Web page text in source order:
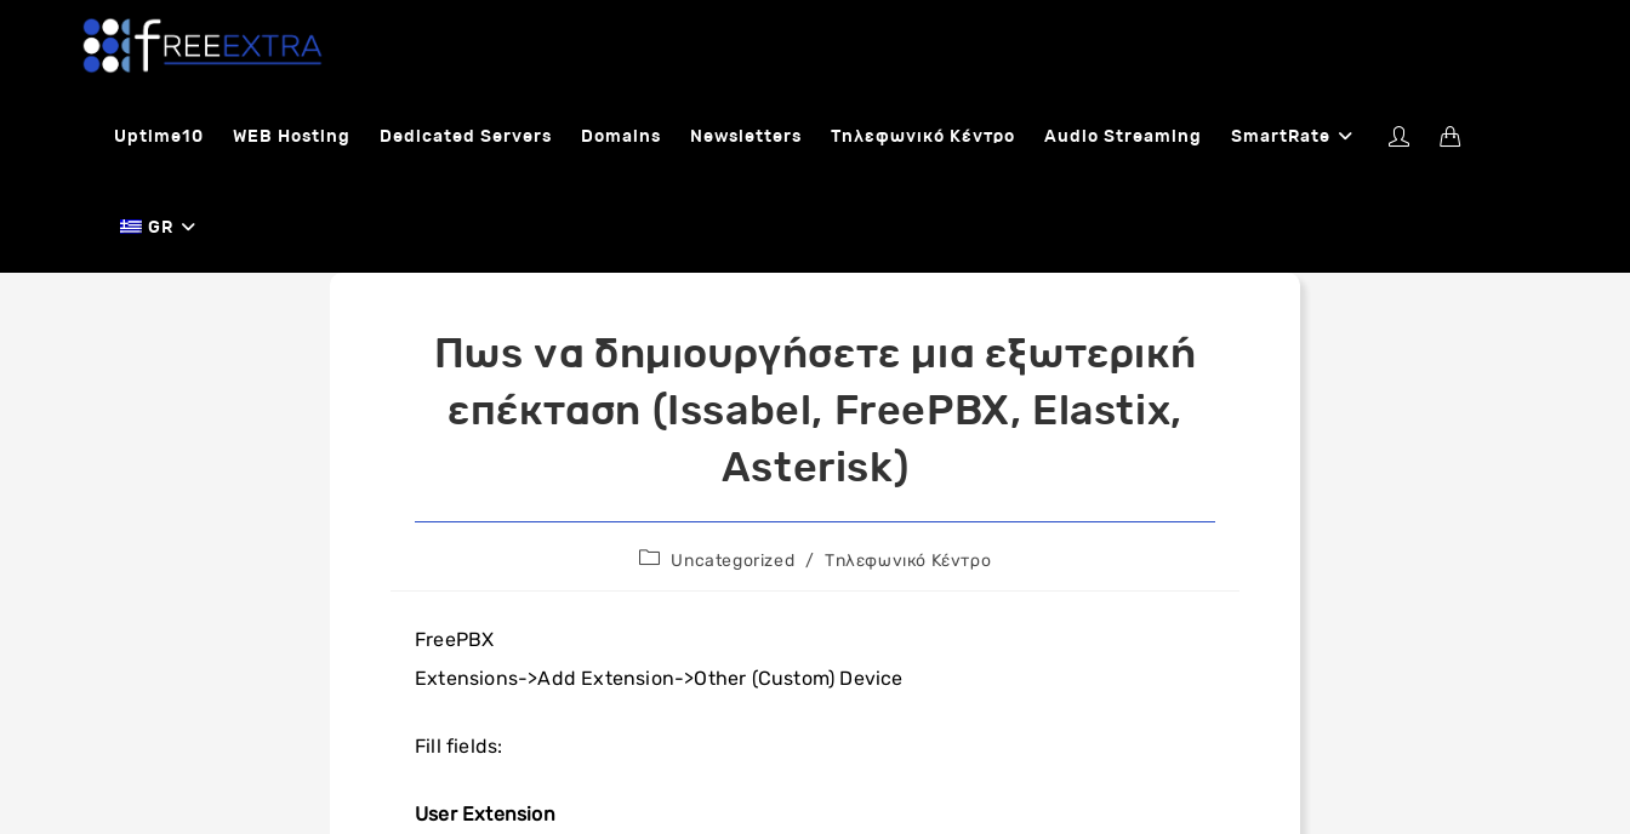
Uptime10 WEB Hosting Dedicated Servers Domains Newsletters Τηλεφωνικό Κέντρο Audio Streaming SmartRate
GR
Πως να δημιουργήσετε μια εξωτερική
επέκταση (Issabel, FreePBX, Elastix,
Asterisk)
PostUncategorized / Τηλεφωνικό Κέντρο
FreePBX
Extensions->Add Extension->Other (Custom) Device
Fill fields:
User Extension